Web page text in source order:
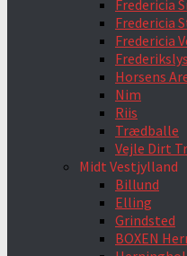
Fredericia
Fredericia
Fredericia
Horsens
Nim
Riis
Trædballe
Vejle Dirt
Midt Vestjylland
Billund
Elling
Grindsted
BOXEN